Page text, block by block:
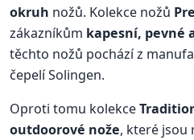
okruh nožů. Kolekce nožů
zákazníkům kapesní, pevné
těchto nožů pochází z
čepelí Solingen.
Oproti tomu kolekce
outdoorové nože, které jsou